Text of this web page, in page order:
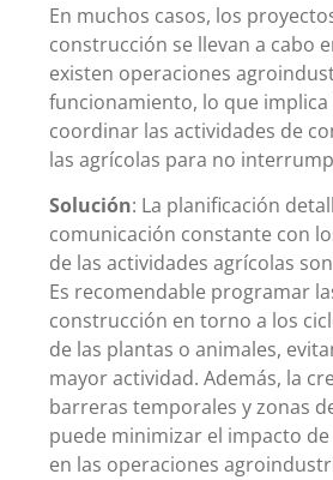
En muchos casos, los
construcción se llevan a cabo
existen operaciones
funcionamiento, lo que implica
coordinar las actividades de
las agrícolas para no
Solución: La planificación
comunicación constante con
de las actividades agrícolas
Es recomendable programar
construcción en torno a los
de las plantas o animales,
mayor actividad. Además, la
barreras temporales y zonas
puede minimizar el impacto
en las operaciones